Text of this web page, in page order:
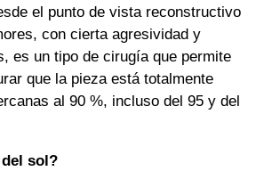
el punto de vista reconstructivo
con cierta agresividad y
es un tipo de cirugía que permite
que la pieza está totalmente
al 90 %, incluso del 95 y del
sol?